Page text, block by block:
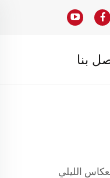
بنا
الليلي